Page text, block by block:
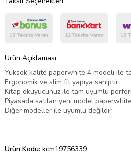
Ürün Açıklaması
Yüksek kalite paperwhite 4 modeli ile
Ergonomik ve slim fit yapıya sahiptir
Kitap okuyucunuz ile tam uyumlu
Piyasada satılan yeni model
Diğer modeller ile uyumlu değildir
Ürün Kodu: kcm19756339